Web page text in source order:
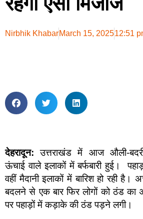
Nirbhik KhabarMarch 15, 202512:51
देहरादून: उत्तराखंड में आज औली-
ऊंचाई वाले इलाकों में बर्फबारी हुई।
वहीं मैदानी इलाकों में बारिश हो रही
बदलने से एक बार फिर लोगों को ठंड
पर पहाड़ों में कड़ाके की ठंड पड़ने लगी।